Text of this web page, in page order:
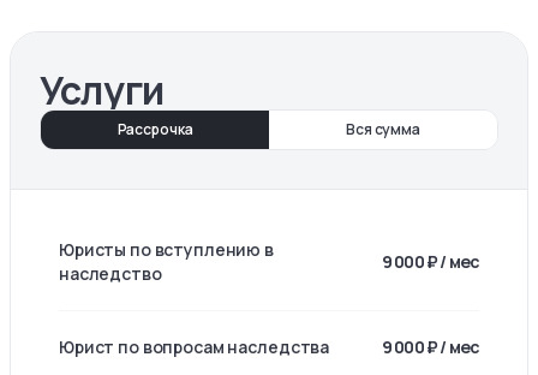
Услуги
Рассрочка Вся сумма
Юристы по вступлению в
наследство
9 000 ₽ / мес
Юрист по вопросам наследства 9 000 ₽ / мес